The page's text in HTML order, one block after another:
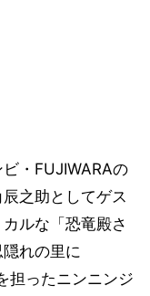
ビ・FUJIWARAの
之助としてゲス
ルな「恐竜殿さ
れの里に
担ったニンニンジ